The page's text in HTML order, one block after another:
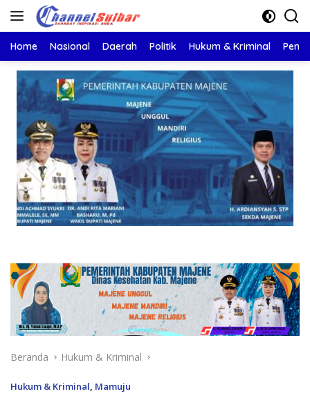
Langsung
Home Nasional Daerah Politik Hukum & Kriminal
Beranda Hukum & Kriminal
Hukum & Kriminal Mamuju